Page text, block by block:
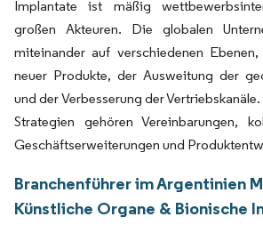
Implantate ist mäßig
großen Akteuren. Die globalen
miteinander auf verschiedenen
neuer Produkte, der Ausweitung der
und der Verbesserung der
Strategien gehören Vereinbarungen,
Geschäftserweiterungen und
Branchenführer im Argentinien
Künstliche Organe & Bionische